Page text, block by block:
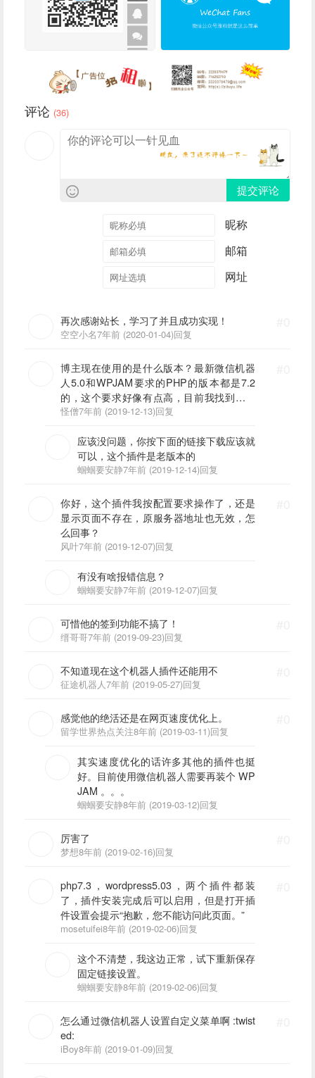
评论 (36)
提交评论
昵称
邮箱
网址
再次感谢站长，学习了并且成功实现！
空空小名7年前 (2020-01-04)回复
博主现在使用的是什么版本？最新微信机器
人5.0和WPJAM要求的PHP的版本都是7.2
的，这个要求好像有点高，目前我找到微信
机器人4.68版本和WPJAM2.63版本不知道现
怪僧7年前 (2019-12-13)回复
应该没问题，你按下面的链接下载应该就
可以，这个插件是老版本的
蝈蝈要安静7年前 (2019-12-14)回复
你好，这个插件我按配置要求操作了，还是
显示页面不存在，原服务器地址也无效，怎
么回事？
风叶7年前 (2019-12-07)回复
有没有啥报错信息？
蝈蝈要安静7年前 (2019-12-07)回复
可惜他的签到功能不搞了！
缙哥哥7年前 (2019-09-23)回复
不知道现在这个机器人插件还能用不
征途机器人7年前 (2019-05-27)回复
感觉他的绝活还是在网页速度优化上。
留学世界热点关注8年前 (2019-03-11)回复
其实速度优化的话许多其他的插件也挺
好。目前使用微信机器人需要再装个 WP
JAM 。。。
蝈蝈要安静8年前 (2019-03-12)回复
厉害了
梦想8年前 (2019-02-16)回复
php7.3，wordpress5.03，两个插件都装
了，插件安装完成后可以启用，但是打开插
件设置会提示“抱歉，您不能访问此页面。”
mosetuifei8年前 (2019-02-06)回复
这个不清楚，我这边正常，试下重新保存
固定链接设置。
蝈蝈要安静8年前 (2019-02-06)回复
怎么通过微信机器人设置自定义菜单啊 :twist
ed:
iBoy8年前 (2019-01-09)回复